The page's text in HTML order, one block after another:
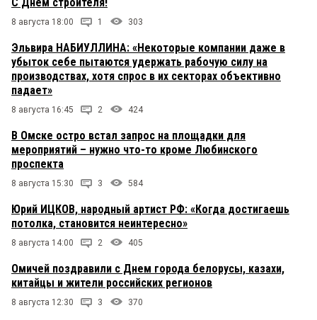
8 августа 18:00 1 303
Эльвира НАБИУЛЛИНА: «Некоторые компании даже в
убыток себе пытаются удержать рабочую силу на
производствах, хотя спрос в их секторах объективно
падает»
8 августа 16:45 2 424
В Омске остро встал запрос на площадки для
мероприятий – нужно что-то кроме Любинского
проспекта
8 августа 15:30 3 584
Юрий ИЦКОВ, народный артист РФ: «Когда достигаешь
потолка, становится неинтересно»
8 августа 14:00 2 405
Омичей поздравили с Днем города белорусы, казахи,
китайцы и жители российских регионов
8 августа 12:30 3 370